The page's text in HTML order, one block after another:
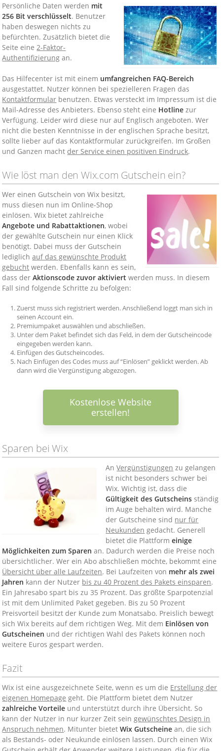
Persönliche Daten werden mit
256 Bit verschlüsselt. Benutzer
haben deswegen nichts zu
befürchten. Zusätzlich bietet die
Seite eine2-Faktor-
Authentifizierung an.
Das Hilfecenter ist mit einem umfangreichen FAQ-Bereich
ausgestattet. Nutzer können bei spezielleren Fragen das
Kontaktformular benutzen. Etwas versteckt im Impressum ist die
Mail-Adresse des Anbieters. Ebenso steht eine Hotline zur
Verfügung. Leider wird diese nur auf Englisch angeboten. Wer
nicht die besten Kenntnisse in der englischen Sprache besitzt,
sollte lieber auf das Kontaktformular zurückgreifen. Im Großen
und Ganzen macht der Service einen positiven Eindruck.
Wie löst man den Wix.com Gutschein ein?
Wer einen Gutschein von Wix besitzt,
muss diesen nun im Online-Shop
einlösen. Wix bietet zahlreiche
Angebote und Rabattaktionen, wobei
der gewählte Gutschein nur einen Klick
benötigt. Dabei muss der Gutschein
lediglichauf das gewünschte Produkt
gebucht werden. Ebenfalls kann es sein,
dass derAktionscode zuvor aktiviert werden muss. In diesem
Fall sind folgende Schritte zu befolgen:
Zuerst muss sich registriert werden. Anschließend loggt man sich in
seinen Account ein.
Premiumpaket auswählen und abschließen.
Unter dem Paket befindet sich das Feld, in dem der Gutscheincode
eingegeben werden kann.
Einfügen des Gutscheincodes.
Nach Einfügen des Codes muss auf “Einlösen” geklickt werden. Ab
dann wird die Vergünstigung abgezogen.
Kostenlose Website
erstellen!
Sparen bei Wix
AnVergünstigungen zu gelangen
ist nicht besonders schwer bei
Wix. Wichtig ist, dass die
Gültigkeit des Gutscheins ständig
im Auge behalten wird. Manche
der Gutscheine sind nur für
Neukunden gedacht. Generell
bietet die Plattformeinige
Möglichkeiten zum Sparen an. Dadurch werden die Preise noch
übersichtlicher. Wer ein Abo abschließen möchte, bekommt eine
Übersicht über alle Laufzeiten. Bei Laufzeiten von mehr als zwei
Jahren kann der Nutzer bis zu 40 Prozent des Pakets einsparen.
Ein Jahresabo spart bis zu 35 Prozent. Das größte Sparpotenzial
ist mit dem Unlimited Paket gegeben. Bis zu 50 Prozent
Preisvorteil besitzt der Kunde zum Monatsabo. Preislich bewegt
sich Wix bereits auf dem richtigen Weg. Mit dem Einlösen von
Gutscheinen und der richtigen Wahl des Pakets können noch
weitere Euros gespart werden.
Fazit
Wix ist eine ausgezeichnete Seite, wenn es um die Erstellung der
eigenen Homepage geht. Die Plattform bietet dem Nutzer
zahlreiche Vorteile und unterstützt durch ihre Übersicht. So
kann der Nutzer in nur kurzer Zeit seingewünschtes Design in
Anspruch nehmen. Mitunter bietetWix Gutscheine an, die sich
als Bestands- oder Neukunde einlösen lassen. Durch einen Wix